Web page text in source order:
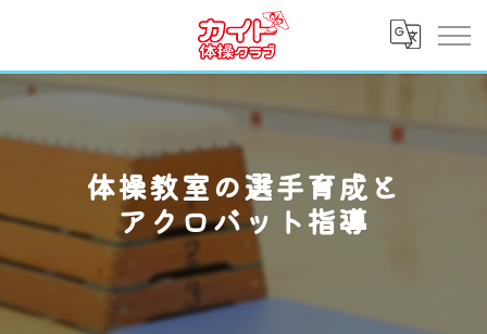
体操教室の選手育成と
アクロバット指導